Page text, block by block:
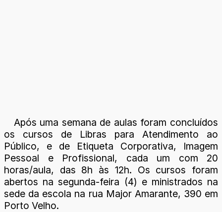
Após uma semana de aulas foram concluídos
os cursos de Libras para Atendimento ao
Público, e de Etiqueta Corporativa, Imagem
Pessoal e Profissional, cada um com 20
horas/aula, das 8h às 12h. Os cursos foram
abertos na segunda-feira (4) e ministrados na
sede da escola na rua Major Amarante, 390 em
Porto Velho.